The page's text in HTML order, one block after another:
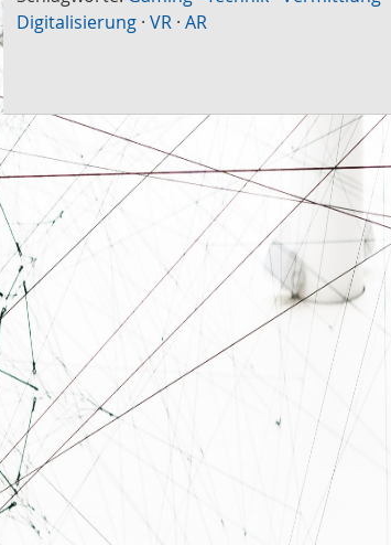
Digitalisierung ·VR ·AR